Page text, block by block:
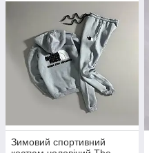
Зимовий спортивний